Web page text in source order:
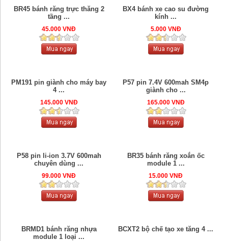
BR45 bánh răng trực thăng 2
tầng ...
45.000 VNĐ
BX4 bánh xe cao su đường
kính ...
5.000 VNĐ
PM191 pin giành cho máy bay
4 ...
145.000 VNĐ
P57 pin 7.4V 600mah SM4p
giành cho ...
165.000 VNĐ
P58 pin li-ion 3.7V 600mah
chuyên dùng ...
99.000 VNĐ
BR35 bánh răng xoắn ốc
module 1 ...
15.000 VNĐ
BRMD1 bánh răng nhựa
module 1 loại ...
BCXT2 bộ chế tạo xe tăng 4 ...